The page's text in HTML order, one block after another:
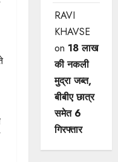
RAVI
KHAVSE
on 18 लाख
की नकली
मुद्रा जब्त,
बीबीए छात्र
समेत 6
गिरफ्तार